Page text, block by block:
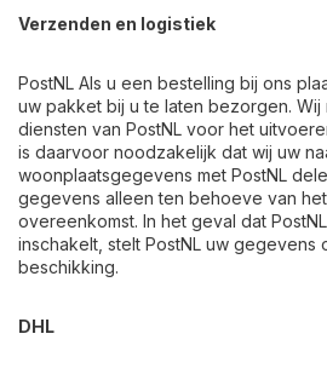
Verzenden en logistiek
PostNL Als u een bestelling bij ons
uw pakket bij u te laten bezorgen.
diensten van PostNL voor het
is daarvoor noodzakelijk dat wij uw
woonplaatsgegevens met PostNL
gegevens alleen ten behoeve van
overeenkomst. In het geval dat
inschakelt, stelt PostNL uw
beschikking.
DHL